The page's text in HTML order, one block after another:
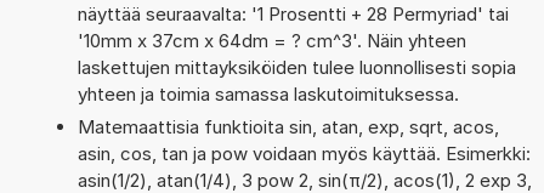
näyttää seuraavalta: '1 Prosentti + 28 Permyriad' tai
'10mm x 37cm x 64dm = ? cm^3'. Näin yhteen
laskettujen mittayksiköiden tulee luonnollisesti sopia
yhteen ja toimia samassa laskutoimituksessa.
Matemaattisia funktioita sin, atan, exp, sqrt, acos,
asin, cos, tan ja pow voidaan myös käyttää. Esimerkki:
asin(1/2), atan(1/4), 3 pow 2, sin(π/2), acos(1), 2 exp 3,